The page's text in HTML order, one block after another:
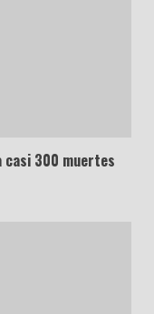
casi 300 muertes